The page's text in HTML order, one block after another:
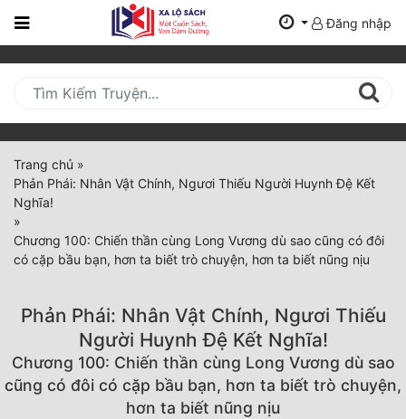
Trang
Mới
Cập
Nhật
(current)
BXH
Thể Loại
Truyện Mới Ra
Hoàn Thành
Đăng nhập
Trang chủ »
Phản Phái: Nhân Vật Chính, Ngươi Thiếu Người Huynh Đệ Kết
Nghĩa!
»
Chương 100: Chiến thần cùng Long Vương dù sao cũng có đôi
có cặp bầu bạn, hơn ta biết trò chuyện, hơn ta biết nũng nịu
Phản Phái: Nhân Vật Chính, Ngươi Thiếu
Người Huynh Đệ Kết Nghĩa!
Chương 100: Chiến thần cùng Long Vương dù sao
cũng có đôi có cặp bầu bạn, hơn ta biết trò chuyện,
hơn ta biết nũng nịu